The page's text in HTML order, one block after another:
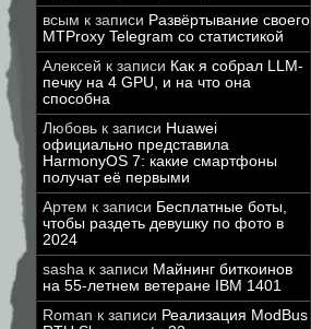
всым к записи Развёртывание своего
MTProxy Telegram со статистикой
Алексей к записи Как я собрал LLM-
печку на 4 GPU, и на что она
способна
Любовь к записи Huawei
официально представила
HarmonyOS 7: какие смартфоны
получат её первыми
Артем к записи Бесплатные боты,
чтобы раздеть девушку по фото в
2024
sasha к записи Майнинг биткоинов
на 55-летнем ветеране IBM 1401
Roman к записи Реализация ModBus